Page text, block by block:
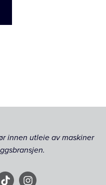
innen utleie av maskiner